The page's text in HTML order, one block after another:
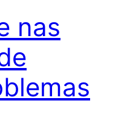
nas